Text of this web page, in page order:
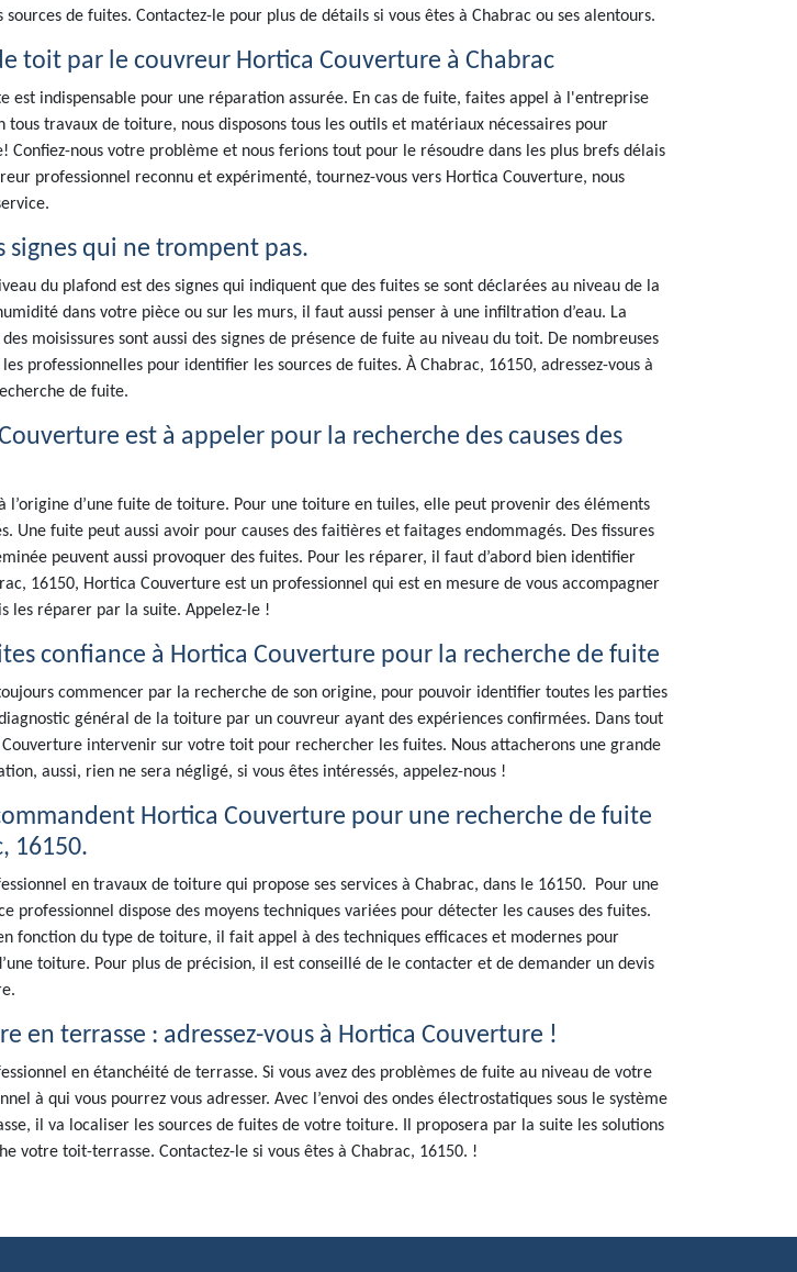
de fuites. Contactez-le pour plus de détails si vous êtes à Chabrac ou ses alentours.
toit par le couvreur Hortica Couverture à Chabrac
est indispensable pour une réparation assurée. En cas de fuite, faites appel à l'entreprise
tous travaux de toiture, nous disposons tous les outils et matériaux nécessaires pour
Confiez-nous votre problème et nous ferions tout pour le résoudre dans les plus brefs délais
professionnel reconnu et expérimenté, tournez-vous vers Hortica Couverture, nous
signes qui ne trompent pas.
du plafond est des signes qui indiquent que des fuites se sont déclarées au niveau de la
dans votre pièce ou sur les murs, il faut aussi penser à une infiltration d’eau. La
moisissures sont aussi des signes de présence de fuite au niveau du toit. De nombreuses
professionnelles pour identifier les sources de fuites. À Chabrac, 16150, adressez-vous à
de fuite.
est à appeler pour la recherche des causes des
l’origine d’une fuite de toiture. Pour une toiture en tuiles, elle peut provenir des éléments
Une fuite peut aussi avoir pour causes des faitières et faitages endommagés. Des fissures
peuvent aussi provoquer des fuites. Pour les réparer, il faut d’abord bien identifier
16150, Hortica Couverture est un professionnel qui est en mesure de vous accompagner
les réparer par la suite. Appelez-le !
confiance à Hortica Couverture pour la recherche de fuite
commencer par la recherche de son origine, pour pouvoir identifier toutes les parties
général de la toiture par un couvreur ayant des expériences confirmées. Dans tout
intervenir sur votre toit pour rechercher les fuites. Nous attacherons une grande
aussi, rien ne sera négligé, si vous êtes intéressés, appelez-nous !
Hortica Couverture pour une recherche de fuite
16150.
en travaux de toiture qui propose ses services à Chabrac, dans le 16150. Pour une
professionnel dispose des moyens techniques variées pour détecter les causes des fuites.
fonction du type de toiture, il fait appel à des techniques efficaces et modernes pour
toiture. Pour plus de précision, il est conseillé de le contacter et de demander un devis
en terrasse : adressez-vous à Hortica Couverture !
en étanchéité de terrasse. Si vous avez des problèmes de fuite au niveau de votre
à qui vous pourrez vous adresser. Avec l’envoi des ondes électrostatiques sous le système
il va localiser les sources de fuites de votre toiture. Il proposera par la suite les solutions
votre toit-terrasse. Contactez-le si vous êtes à Chabrac, 16150. !